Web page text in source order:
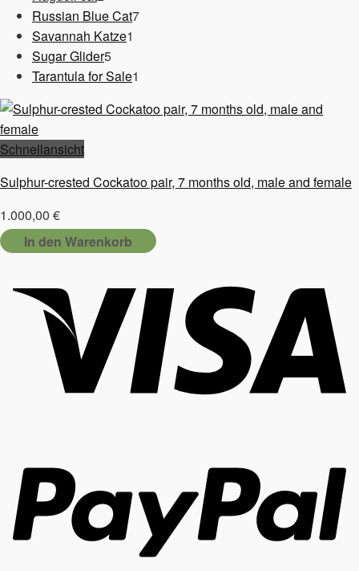
Produkte
Russian Blue Cat77
Savannah Katze1
Sugar Glider55
Produkte
Tarantula for Sale1
Schnellansicht
Sulphur-crested Cockatoo pair, 7 months old, male and female
1.000,00 €
In den Warenkorb